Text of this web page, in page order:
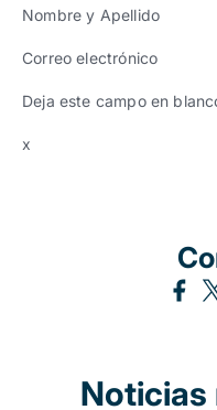
Nombre y Apellido
Correo electrónico
Deja este campo en
x
Noticias